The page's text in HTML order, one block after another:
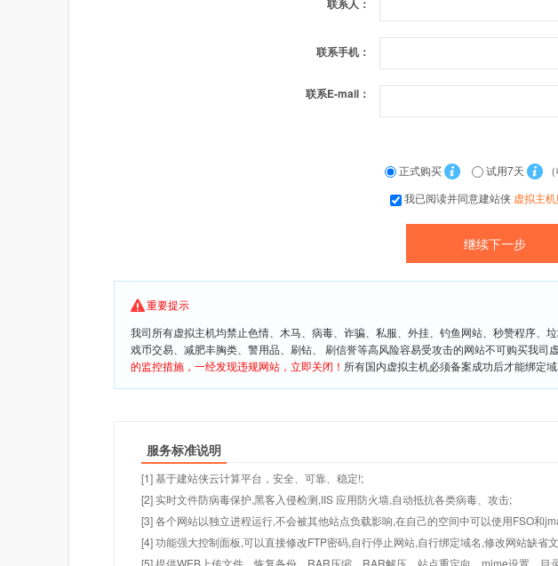
联系人：
联系手机：
联系E-mail：
正式购买 试用7天
（
我已阅读并同意建站侠 虚拟主
重要提示
我司所有虚拟主机均禁止色情、木马、病毒、诈骗、私服、外挂、钓鱼网站、秒赞程序
戏币交易、减肥丰胸类、警用品、刷钻、 刷信誉等高风险容易受攻击的网站不可购买我司
的监控措施，一经发现违规网站，立即关闭！ 所有国内虚拟主机必须备案成功后才能绑定
服务标准说明
[1] 基于建站侠云计算平台，安全、可靠、稳定!;
[2] 实时文件防病毒保护,黑客入侵检测,IIS 应用防火墙,自动抵抗各类病毒、攻击;
[3] 各个网站以独立进程运行,不会被其他站点负载影响,在自己的空间中可以使用FSO和
[4] 功能强大控制面板,可以直接修改FTP密码,自行停止网站,自行绑定域名,修改网站缺省
[5] 提供WEB上传文件、恢复备份、RAR压缩、RAR解压、站点重定向、mime设置、